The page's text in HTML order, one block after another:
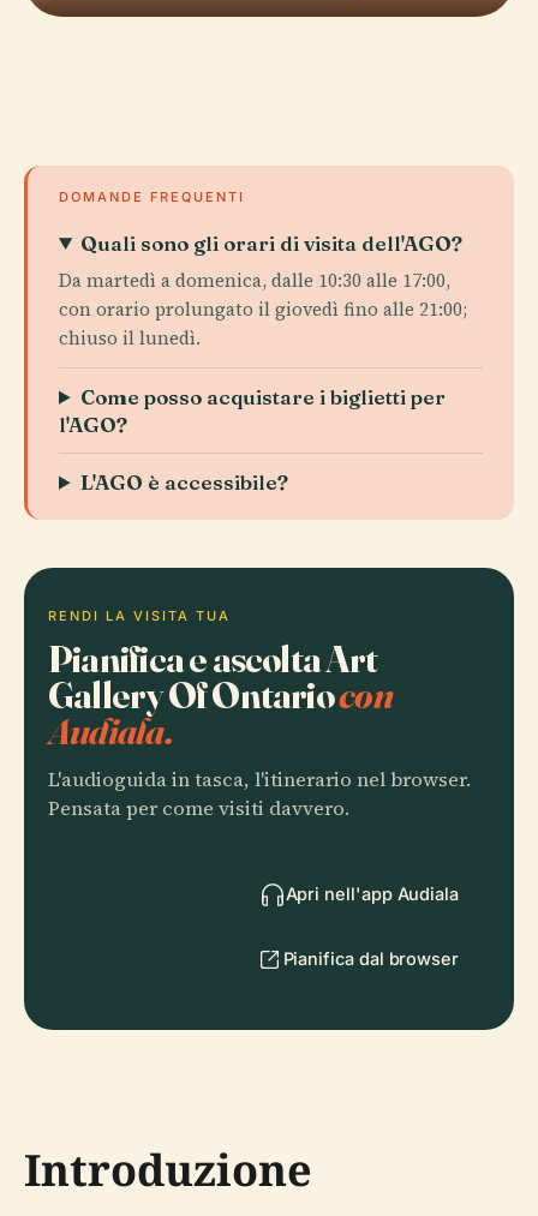
DOMANDE FREQUENTI
Quali sono gli orari di visita dell'AGO?
Da martedì a domenica, dalle 10:30 alle 17:00,
con orario prolungato il giovedì fino alle 21:00;
chiuso il lunedì.
Come posso acquistare i biglietti per
l'AGO?
L'AGO è accessibile?
RENDI LA VISITA TUA
Pianifica e ascolta Art
Gallery Of Ontariocon
Audiala.
L'audioguida in tasca, l'itinerario nel browser.
Pensata per come visiti davvero.
Apri nell'app Audiala
Pianifica dal browser
Introduzione